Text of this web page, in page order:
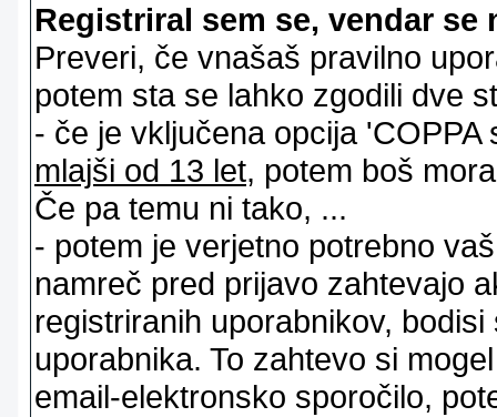
Registriral sem se, vendar
Preveri, če vnašaš pravilno
potem sta se lahko zgodili dve
- če je vključena opcija
mlajši od 13 let, potem boš
Če pa temu ni tako, ...
- potem je verjetno potrebno
namreč pred prijavo zahtevajo
registriranih uporabnikov,
uporabnika. To zahtevo si
email-elektronsko sporočilo,